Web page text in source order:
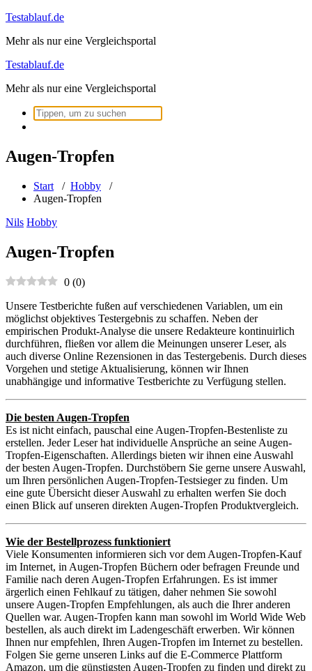
Zum
springen
Testablauf.de
Mehr als nur eine Vergleichsportal
Testablauf.de
Mehr als nur eine Vergleichsportal
Suchen
nach:
Augen-Tropfen
Start / Hobby /
Augen-Tropfen
Nils Hobby
Augen-Tropfen
0 (0)
Unsere Testberichte fußen auf verschiedenen Variablen, um ein
möglichst objektives Testergebnis zu schaffen. Neben der
empirischen Produkt-Analyse die unsere Redakteure kontinuirlich
durchführen, fließen vor allem die Meinungen unserer Leser, als
auch diverse Online Rezensionen in das Testergebenis. Durch dieses
Vorgehen und stetige Aktualisierung, können wir Ihnen
unabhängige und informative Testberichte zu Verfügung stellen.
Die besten Augen-Tropfen
Es ist nicht einfach, pauschal eine Augen-Tropfen-Bestenliste zu
erstellen. Jeder Leser hat individuelle Ansprüche an seine Augen-
Tropfen-Eigenschaften. Allerdings bieten wir ihnen eine Auswahl
der besten Augen-Tropfen. Durchstöbern Sie gerne unsere Auswahl,
um Ihren persönlichen Augen-Tropfen-Testsieger zu finden. Um
eine gute Übersicht dieser Auswahl zu erhalten werfen Sie doch
einen Blick auf unseren direkten Augen-Tropfen Produktvergleich.
Wie der Bestellprozess funktioniert
Viele Konsumenten informieren sich vor dem Augen-Tropfen-Kauf
im Internet, in Augen-Tropfen Büchern oder befragen Freunde und
Familie nach deren Augen-Tropfen Erfahrungen. Es ist immer
ärgerlich einen Fehlkauf zu tätigen, daher nehmen Sie sowohl
unsere Augen-Tropfen Empfehlungen, als auch die Ihrer anderen
Quellen war. Augen-Tropfen kann man sowohl im World Wide Web
bestellen, als auch direkt im Ladengeschäft erwerben. Wir können
Ihnen nur empfehlen, Ihren Augen-Tropfen im Internet zu bestellen.
Folgen Sie gerne unseren Links auf die E-Commerce Plattform
Amazon, um die günstigsten Augen-Tropfen zu finden und direkt zu